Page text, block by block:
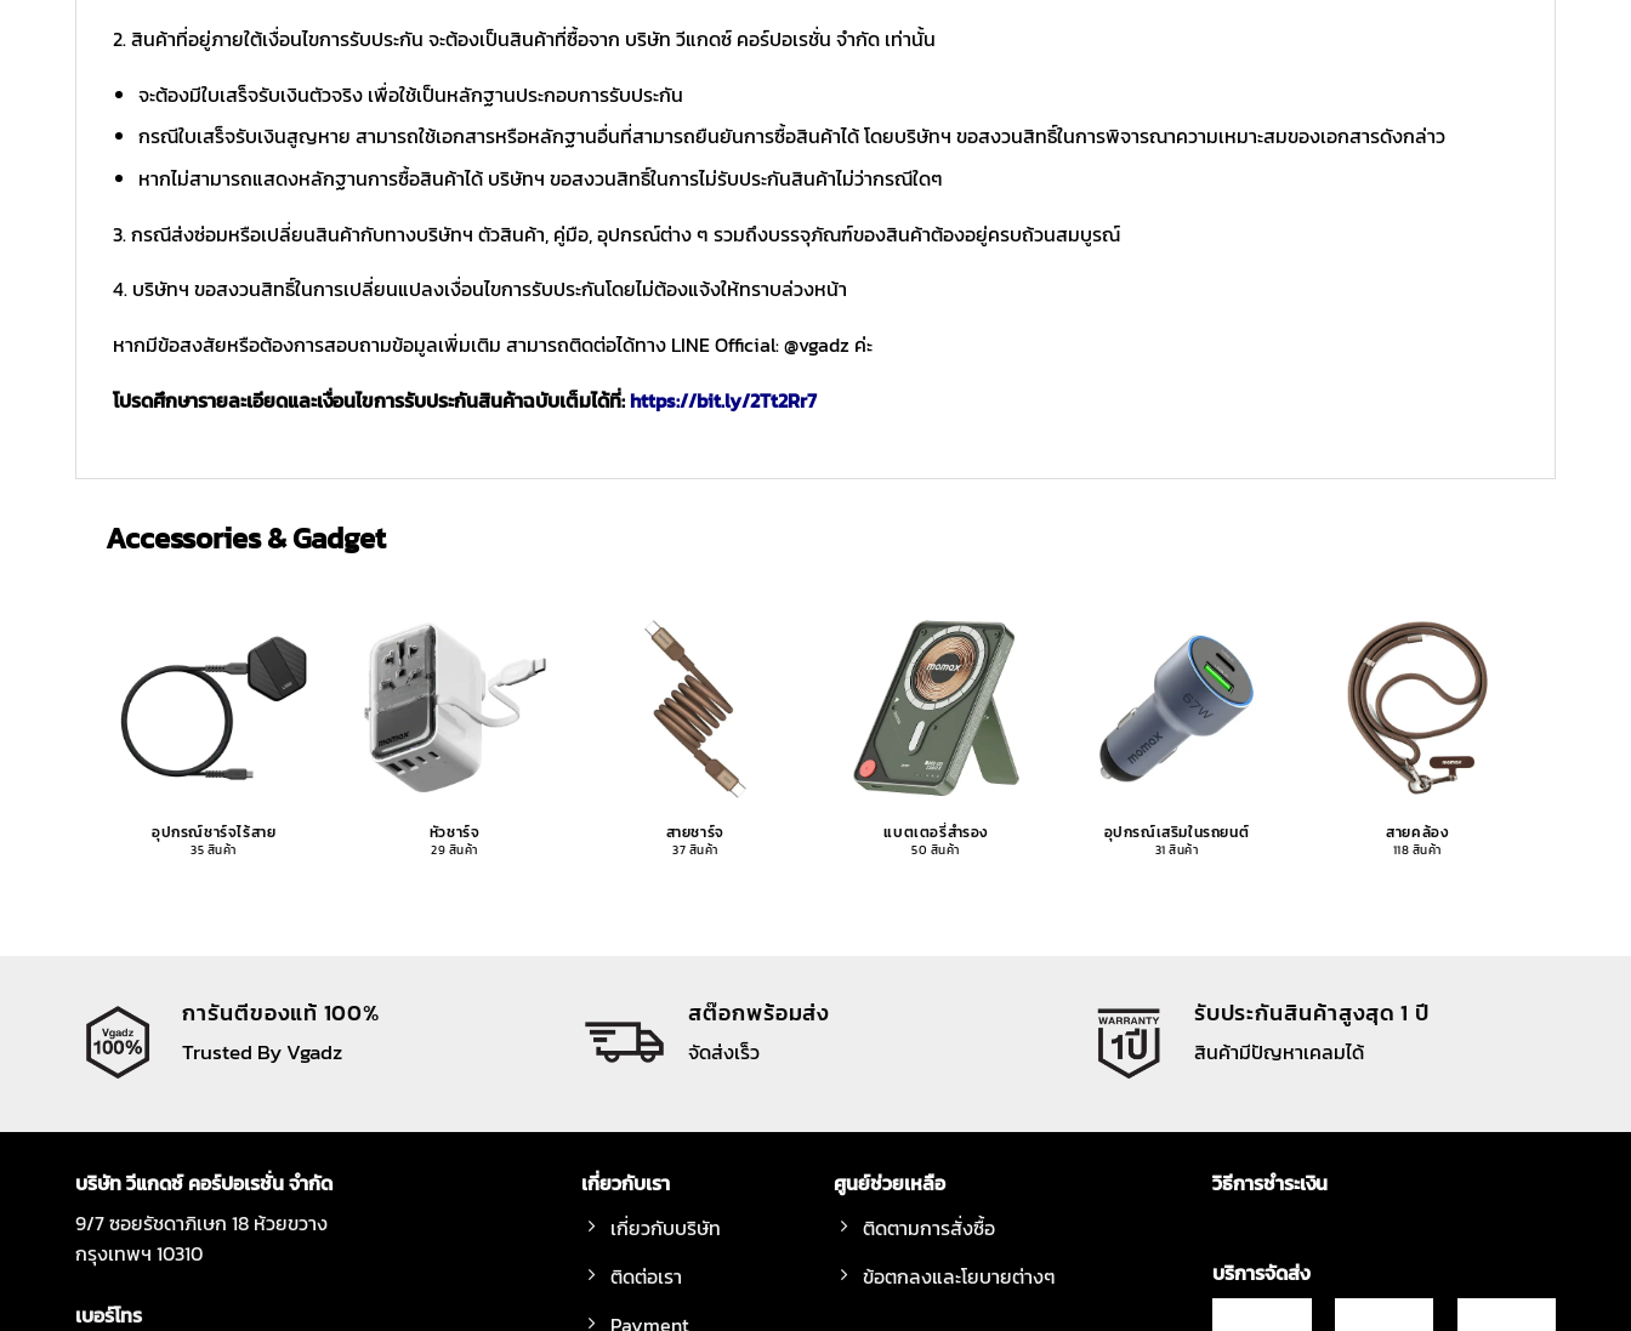
2. สินค้าที่อยู่ภายใต้เงื่อนไขการรับประกัน จะต้องเป็นสินค้าที่ซื้อจาก บริษัท วีแกดซ์ คอร์ปอเรชั่น จำกัด เท่านั้น
จะต้องมีใบเสร็จรับเงินตัวจริง เพื่อใช้เป็นหลักฐานประกอบการรับประกัน
กรณีใบเสร็จรับเงินสูญหาย สามารถใช้เอกสารหรือหลักฐานอื่นที่สามารถยืนยันการซื้อสินค้าได้ โดยบริษัทฯ ขอสงวนสิทธิ์ในการพิจารณาความเหมาะสมของเอกสารดังกล่าว
หากไม่สามารถแสดงหลักฐานการซื้อสินค้าได้ บริษัทฯ ขอสงวนสิทธิ์ในการไม่รับประกันสินค้าไม่ว่ากรณีใดๆ
3. กรณีส่งซ่อมหรือเปลี่ยนสินค้ากับทางบริษัทฯ ตัวสินค้า, คู่มือ, อุปกรณ์ต่าง ๆ รวมถึงบรรจุภัณฑ์ของสินค้าต้องอยู่ครบถ้วนสมบูรณ์
4. บริษัทฯ ขอสงวนสิทธิ์ในการเปลี่ยนแปลงเงื่อนไขการรับประกันโดยไม่ต้องแจ้งให้ทราบล่วงหน้า
หากมีข้อสงสัยหรือต้องการสอบถามข้อมูลเพิ่มเติม สามารถติดต่อได้ทาง LINE Official: @vgadz ค่ะ
โปรดศึกษารายละเอียดและเงื่อนไขการรับประกันสินค้าฉบับเต็มได้ที่:https://bit.ly/2Tt2Rr7
Accessories & Gadget
อุปกรณ์ชาร์จไร้สาย
35 สินค้า
หัวชาร์จ
29 สินค้า
สายชาร์จ
37 สินค้า
แบตเตอรี่สำรอง
50 สินค้า
อุปกรณ์เสริมในรถยนต์
31 สินค้า
สายคล้อง
118 สินค้า
การันตีของแท้ 100%
Trusted By Vgadz
สต๊อกพร้อมส่ง
จัดส่งเร็ว
รับประกันสินค้าสูงสุด 1 ปี
สินค้ามีปัญหาเคลมได้
บริษัท วีแกดซ์ คอร์ปอเรชั่น จำกัด
9/7 ซอยรัชดาภิเษก 18 ห้วยขวาง
กรุงเทพฯ 10310
เบอร์โทร
เกี่ยวกับเรา
เกี่ยวกับบริษัท
ติดต่อเรา
ศูนย์ช่วยเหลือ
ติดตามการสั่งซื้อ
ข้อตกลงและโยบายต่างๆ
วิธีการชำระเงิน
บริการจัดส่ง